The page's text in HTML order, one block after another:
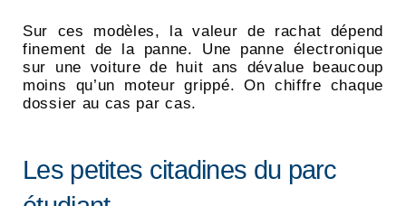
Sur ces modèles, la valeur de rachat dépend
finement de la panne. Une panne électronique
sur une voiture de huit ans dévalue beaucoup
moins qu’un moteur grippé. On chiffre chaque
dossier au cas par cas.
Les petites citadines du parc